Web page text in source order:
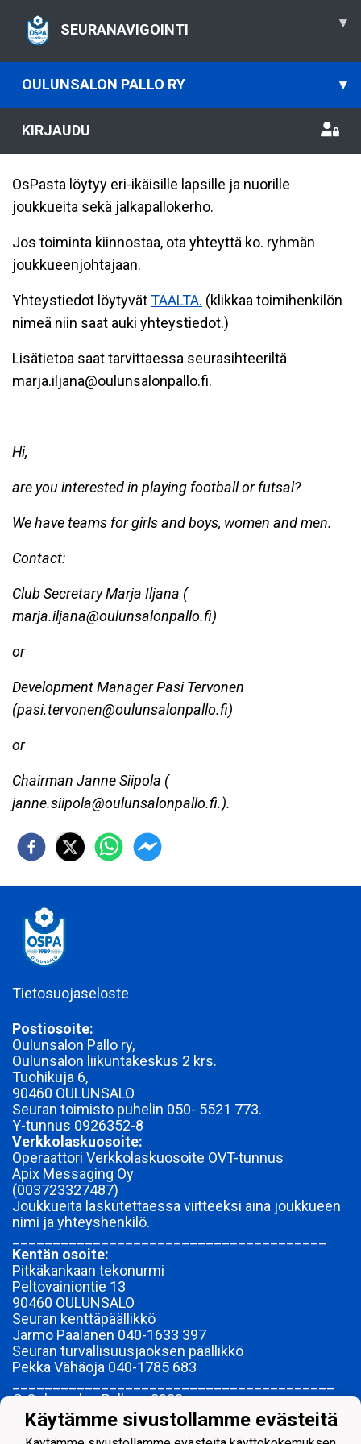
SEURANAVIGOINTI ▾
OULUNSALON PALLO RY ▾
KIRJAUDU
OsPasta löytyy eri-ikäisille lapsille ja nuorille
joukkueita sekä jalkapallokerho.
Jos toiminta kiinnostaa, ota yhteyttä ko. ryhmän
joukkueenjohtajaan.
Yhteystiedot löytyvätTÄÄLTÄ. (klikkaa toimihenkilön
nimeä niin saat auki yhteystiedot.)
Lisätietoa saat tarvittaessa seurasihteeriltä
marja.iljana@oulunsalonpallo.fi.
Hi,
are you interested in playing football or futsal?
We have teams for girls and boys, women and men.
Contact:
Club Secretary Marja Iljana (
marja.iljana@oulunsalonpallo.fi)
or
Development Manager Pasi Tervonen
(pasi.tervonen@oulunsalonpallo.fi)
or
Chairman Janne Siipola (
janne.siipola@oulunsalonpallo.fi.).
Tietosuojaseloste
Postiosoite:
Oulunsalon Pallo ry,
Oulunsalon liikuntakeskus 2 krs.
Tuohikuja 6,
90460 OULUNSALO
Seuran toimisto puhelin 050- 5521 773.
Y-tunnus 0926352-8
Verkkolaskuosoite:
Operaattori Verkkolaskuosoite OVT-tunnus
Apix Messaging Oy
(003723327487)
Joukkueita laskutettaessa viitteeksi aina joukkueen
nimi ja yhteyshenkilö.
Kentän osoite:
Pitkäkankaan tekonurmi
Peltovainiontie 13
90460 OULUNSALO
Seuran kenttäpäällikkö
Jarmo Paalanen 040-1633 397
Seuran turvallisuusjaoksen päällikkö
Pekka Vähäoja 040-1785 683
© Oulunsalon Pallo ry 2023-
ME OLEMME OSPA YHDESSÄ.
Käytämme sivustollamme evästeitä